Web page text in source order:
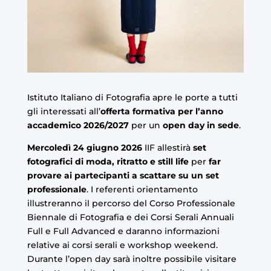
Istituto Italiano di Fotografia apre le porte a tutti
gli interessati all’offerta formativa per l’anno
accademico 2026/2027 per un open day in sede.
Mercoledì 24 giugno 2026IIF allestirà set
fotografici di moda, ritratto e still lifeper far
provare ai partecipanti a scattare su un set
professionale. I referenti orientamento
illustreranno il percorso del Corso Professionale
Biennale di Fotografiae dei Corsi Serali Annuali
Full e Full Advanced e daranno informazioni
relative ai corsi serali e workshop weekend.
Durante l’open day sarà inoltre possibile visitare